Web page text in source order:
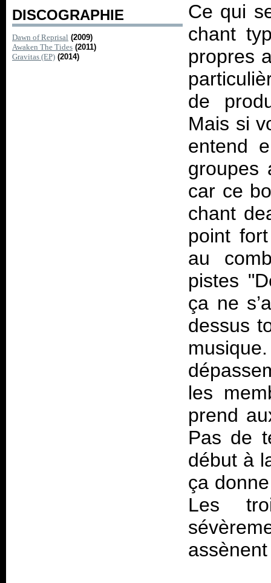
DISCOGRAPHIE
Dawn of Reprisal (2009)
Awaken The Tides (2011)
Gravitas (EP) (2014)
Ce qui
chant
propres
de
Mais si
entend
groupes
car ce
chant
point
au
pistes
ça ne
dessus
les
prend
Pas de
début à
ça
Les